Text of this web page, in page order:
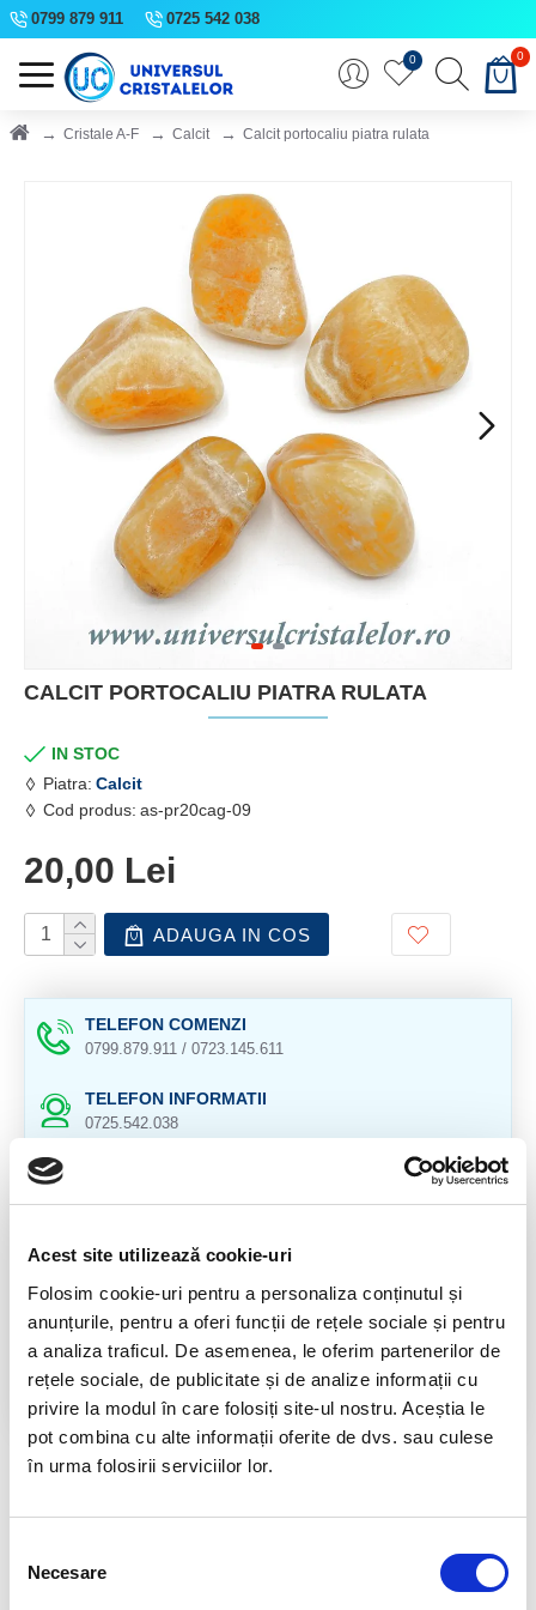
Acest site utilizează cookie-uri
Folosim cookie-uri pentru a personaliza conținutul și
anunțurile, pentru a oferi funcții de rețele sociale și pentru
a analiza traficul. De asemenea, le oferim partenerilor de
rețele sociale, de publicitate și de analize informații cu
privire la modul în care folosiți site-ul nostru. Aceștia le
pot combina cu alte informații oferite de dvs. sau culese
în urma folosirii serviciilor lor.
consimțământului
Necesare
0799 879 911 0725 542 038
0 0
Cristale A-F Calcit Calcit portocaliu piatra rulata
CALCIT PORTOCALIU PIATRA RULATA
IN STOC
Piatra: Calcit
Cod produs: as-pr20cag-09
20,00 Lei
ADAUGA IN COS
TELEFON COMENZI
0799.879.911 / 0723.145.611
TELEFON INFORMATII
0725.542.038
CALITATE PRODUSE
RETURNARE PRODUSE
in 14 zile si banii inapoi
GARANTIE PRODUSE
pentru toate produsele
DESCRIERE PRODUS
Calcitul galben este un excelent eliminator si stimuleaza
vointa. Imbunatateste meditatia, induce o stare de relaxare